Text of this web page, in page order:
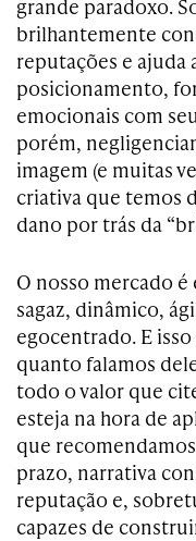
grande paradoxo.
brilhantemente
reputações e ajuda
posicionamento,
emocionais com
porém,
imagem (e muitas
criativa que temos
dano por trás da
O nosso mercado
sagaz, dinâmico,
egocentrado. E
quanto falamos
todo o valor que
esteja na hora de
que
prazo, narrativa
reputação e,
capazes de